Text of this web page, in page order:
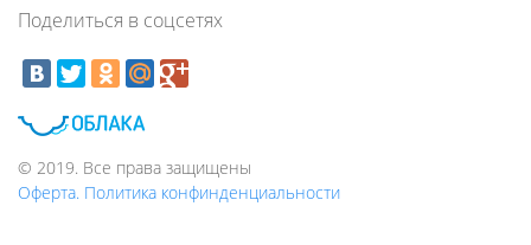
Поделиться в соцсетях
© 2019. Все права защищены
Оферта. Политика конфинденциальности